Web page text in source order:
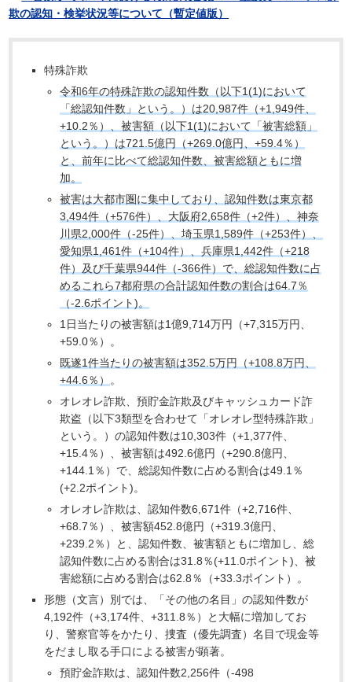
欺の認知・検挙状況等について（暫定値版）
特殊詐欺
令和6年の特殊詐欺の認知件数（以下1(1)において
「総認知件数」という。）は20,987件（+1,949件、
+10.2％）、被害額（以下1(1)において「被害総額」
という。）は721.5億円（+269.0億円、+59.4％）
と、前年に比べて総認知件数、被害総額ともに増
加。
被害は大都市圏に集中しており、認知件数は東京都
3,494件（+576件）、大阪府2,658件（+2件）、神奈
川県2,000件（-25件）、埼玉県1,589件（+253件）、
愛知県1,461件（+104件）、兵庫県1,442件（+218
件）及び千葉県944件（-366件）で、総認知件数に占
めるこれら7都府県の合計認知件数の割合は64.7％
（-2.6ポイント)。
1日当たりの被害額は1億9,714万円（+7,315万円、
+59.0％）。
既遂1件当たりの被害額は352.5万円（+108.8万円、
+44.6％）
。
オレオレ詐欺、預貯金詐欺及びキャッシュカード詐
欺盗（以下3類型を合わせて「オレオレ型特殊詐欺」
という。）の認知件数は10,303件（+1,377件、
+15.4％）、被害額は492.6億円（+290.8億円、
+144.1％）で、総認知件数に占める割合は49.1％
(+2.2ポイント)。
オレオレ詐欺は、認知件数6,671件（+2,716件、
+68.7％）、被害額452.8億円（+319.3億円、
+239.2％）と、認知件数、被害額ともに増加し、総
認知件数に占める割合は31.8％(+11.0ポイント)、被
害総額に占める割合は62.8％（+33.3ポイント）。
形態（文言）別では、「その他の名目」の認知件数が
4,192件（+3,174件、+311.8％）と大幅に増加してお
り、警察官等をかたり、捜査（優先調査）名目で現金等
をだまし取る手口による被害が顕著。
預貯金詐欺は、認知件数2,256件（-498